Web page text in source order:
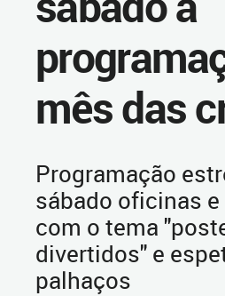
mês das
Programação
sábado oficinas
com o tema
divertidos" e
palhaços